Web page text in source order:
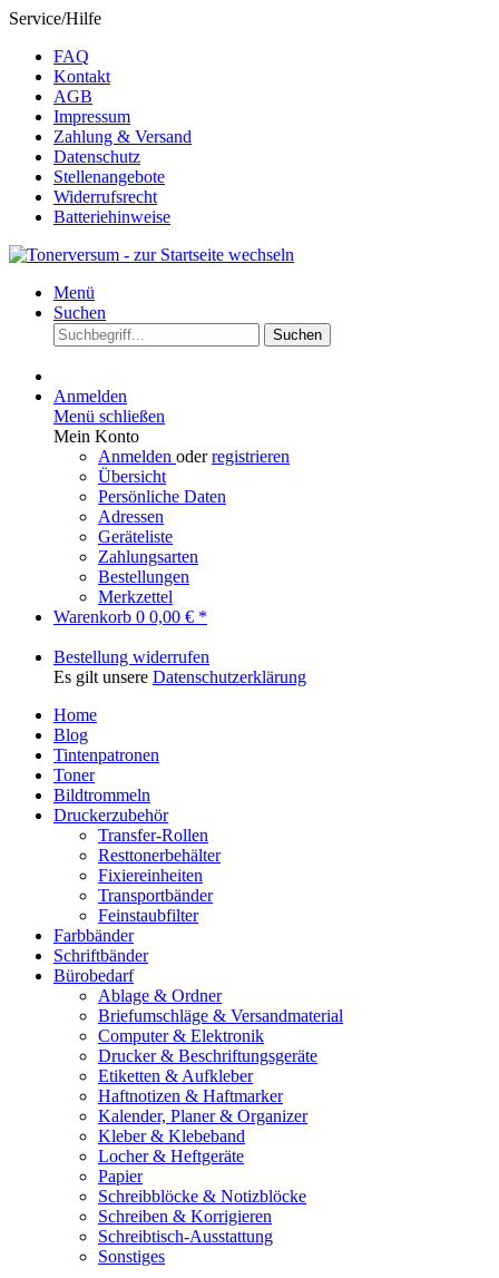
Service/Hilfe
FAQ
Kontakt
AGB
Impressum
Zahlung & Versand
Datenschutz
Stellenangebote
Widerrufsrecht
Batteriehinweise
Menü
Suchen
Suchen
Anmelden
Menü schließen
Mein Konto
Anmelden oderregistrieren
Übersicht
Persönliche Daten
Adressen
Geräteliste
Zahlungsarten
Bestellungen
Merkzettel
Warenkorb 0 0,00 € *
Bestellung widerrufen
Es gilt unsere Datenschutzerklärung
Home
Blog
Tintenpatronen
Toner
Bildtrommeln
Druckerzubehör
Transfer-Rollen
Resttonerbehälter
Fixiereinheiten
Transportbänder
Feinstaubfilter
Farbbänder
Schriftbänder
Bürobedarf
Ablage & Ordner
Briefumschläge & Versandmaterial
Computer & Elektronik
Drucker & Beschriftungsgeräte
Etiketten & Aufkleber
Haftnotizen & Haftmarker
Kalender, Planer & Organizer
Kleber & Klebeband
Locher & Heftgeräte
Papier
Schreibblöcke & Notizblöcke
Schreiben & Korrigieren
Schreibtisch-Ausstattung
Sonstiges